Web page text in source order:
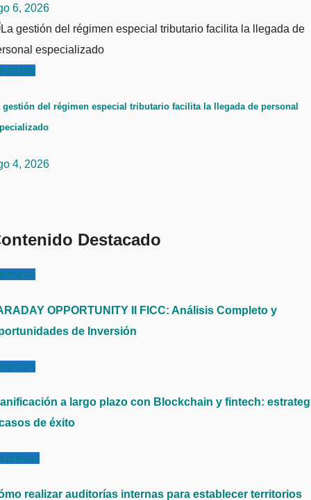
6, 2026
gestión del régimen especial tributario facilita la llegada de personal
4, 2026
Destacado
OPPORTUNITY II FICC: Análisis Completo y
de Inversión
a largo plazo con Blockchain y fintech:
de éxito
realizar auditorías internas para establecer territorios